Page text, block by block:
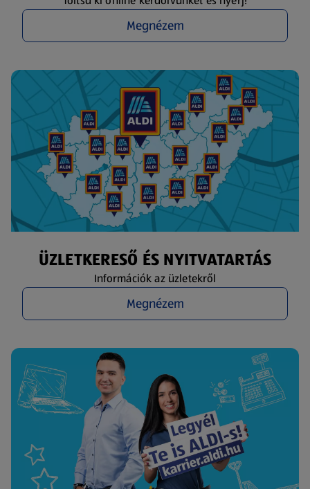
Megnézem
ÜZLETKERESŐ ÉS NYITVATARTÁS
Információk az üzletekről
Megnézem